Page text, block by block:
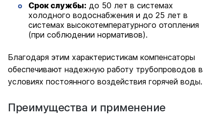
Срок службы: до 50 лет в системах
холодного водоснабжения и до 25 лет в
системах высокотемпературного отопления
(при соблюдении нормативов).
Благодаря этим характеристикам компенсаторы
обеспечивают надежную работу трубопроводов в
условиях постоянного воздействия горячей воды.
Преимущества и применение